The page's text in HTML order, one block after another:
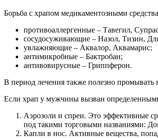
Борьба с храпом медикаментозными
противоаллергенные – Тавегил,
сосудосуживающие – Назол, Тизин,
увлажняющие – Аквалор, Аквамарис;
антимикробные – Бактробан;
антивовирусные – Гриппферон.
В период лечения также полезно промывать
Если храп у мужчины вызван определенными
Аэрозоли и спреи. Это эффективные
под такими торговыми названиями:
Капли в нос. Активные вещества,